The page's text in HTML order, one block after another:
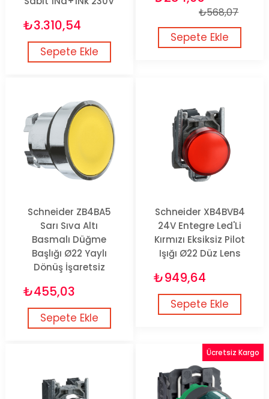
₺3.310,54
Sepete Ekle
₺568,07
Sepete Ekle
Schneider ZB4BA5
Sarı Sıva Altı
Basmalı Düğme
Başlığı Ø22 Yaylı
Dönüş İşaretsiz
₺455,03
Sepete Ekle
Schneider XB4BVB4
24V Entegre Led'Li
Kırmızı Eksiksiz Pilot
Işığı Ø22 Düz Lens
₺949,64
Sepete Ekle
Ücretsiz Kargo